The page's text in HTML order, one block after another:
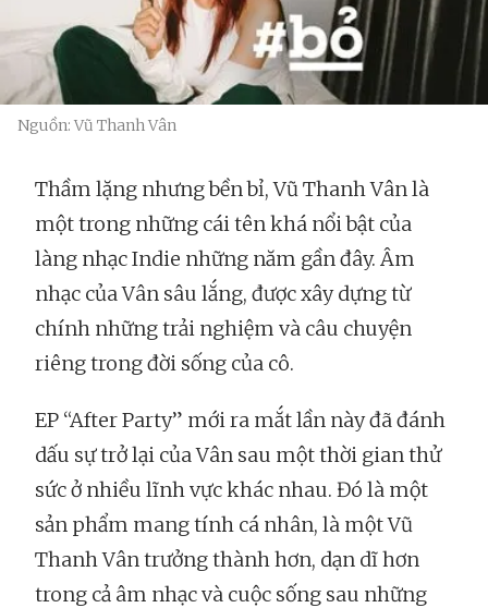
Nguồn: Vũ Thanh Vân
Thầm lặng nhưng bền bỉ, Vũ Thanh Vân là
một trong những cái tên khá nổi bật của
làng nhạc Indie những năm gần đây. Âm
nhạc của Vân sâu lắng, được xây dựng từ
chính những trải nghiệm và câu chuyện
riêng trong đời sống của cô.
EP “After Party” mới ra mắt lần này đã đánh
dấu sự trở lại của Vân sau một thời gian thử
sức ở nhiều lĩnh vực khác nhau. Đó là một
sản phẩm mang tính cá nhân, là một Vũ
Thanh Vân trưởng thành hơn, dạn dĩ hơn
trong cả âm nhạc và cuộc sống sau những